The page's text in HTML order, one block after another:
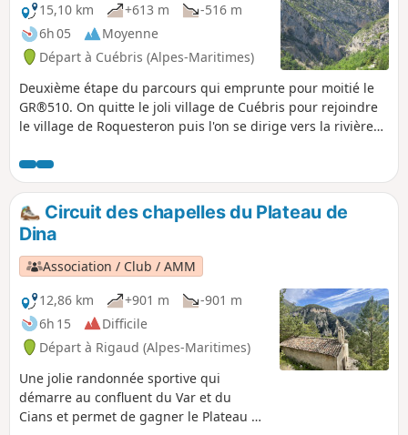
15,10 km
+613 m
-516 m
6h 05
Moyenne
Départ à Cuébris (Alpes-Maritimes)
Deuxième étape du parcours qui emprunte pour moitié le
GR®510. On quitte le joli village de Cuébris pour rejoindre
le village de Roquesteron puis l'on se dirige vers la rivière
l'étape, pour enfin rejoindre le village perché d'Aiglun. Cette
étape se déroule souvent en sous-bois, sur des sentiers,
des chemins et des routes très peu fréquentées.
Circuit des chapelles du Plateau de
Dina
Association / Club / AMM
12,86 km
+901 m
-901 m
6h 15
Difficile
Départ à Rigaud (Alpes-Maritimes)
Une jolie randonnée sportive qui
démarre au confluent du Var et du
Cians et permet de gagner le Plateau de